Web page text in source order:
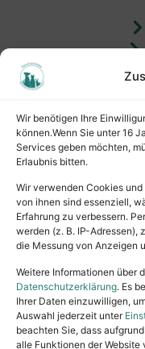
Wir benötigen Ihre
können.Wenn Sie unter 16
Services geben möchten,
Erlaubnis bitten.
Wir verwenden Cookies
von ihnen sind essenziell,
Erfahrung zu verbessern.
werden (z. B. IP-Adressen),
die Messung von Anzeigen
Weitere Informationen über
Datenschutzerklärung. Es
Ihrer Daten einzuwilligen,
Auswahl jederzeit unter
beachten Sie, dass
alle Funktionen der Website
Copyright ©
Tel.: (02631) 55356